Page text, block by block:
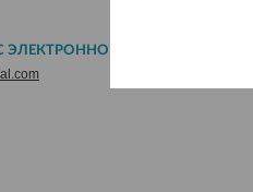
ПОЧТЫ